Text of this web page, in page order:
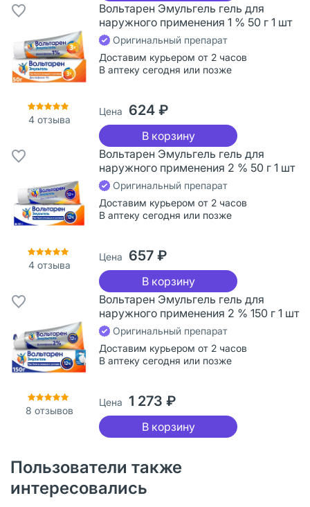
4отзыва
Вольтарен Эмульгель гель для
наружного применения 1 % 50 г 1 шт
Оригинальный препарат
Доставим курьером от 2 часов
В аптеку сегодня или позже
Цена 624 ₽
В корзину
4отзыва
Вольтарен Эмульгель гель для
наружного применения 2 % 50 г 1 шт
Оригинальный препарат
Доставим курьером от 2 часов
В аптеку сегодня или позже
Цена 657 ₽
В корзину
8 отзывов
Вольтарен Эмульгель гель для
наружного применения 2 % 150 г 1 шт
Оригинальный препарат
Доставим курьером от 2 часов
В аптеку сегодня или позже
Цена 1 273 ₽
В корзину
Пользователи также
интересовались